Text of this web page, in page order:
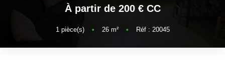
Nos Outils
À partir de 200 € CC
1 pièce(s) • 26m² • Réf : 20045